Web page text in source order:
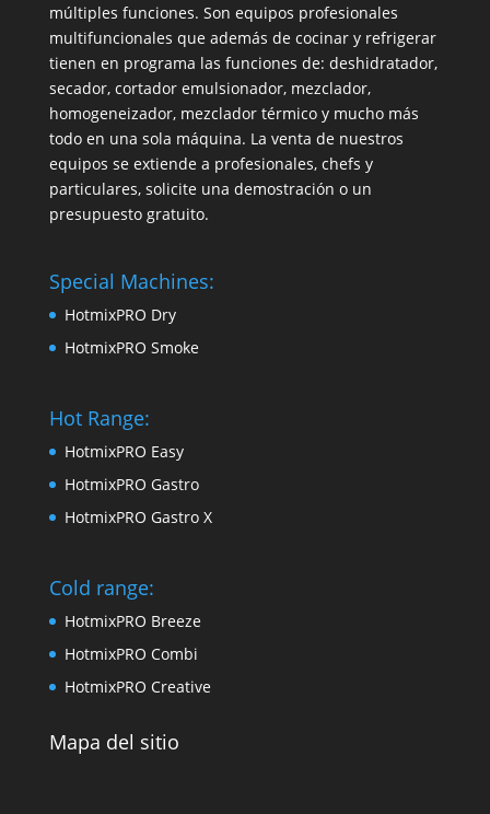
múltiples funciones. Son equipos profesionales
multifuncionales que además de cocinar y refrigerar
tienen en programa las funciones de: deshidratador,
secador, cortador emulsionador, mezclador,
homogeneizador, mezclador térmico y mucho más
todo en una sola máquina. La venta de nuestros
equipos se extiende a profesionales, chefs y
particulares, solicite una demostración o un
presupuesto gratuito.
Special Machines:
HotmixPRO Dry
HotmixPRO Smoke
Hot Range:
HotmixPRO Easy
HotmixPRO Gastro
HotmixPRO Gastro X
Cold range:
HotmixPRO Breeze
HotmixPRO Combi
HotmixPRO Creative
Mapa del sitio